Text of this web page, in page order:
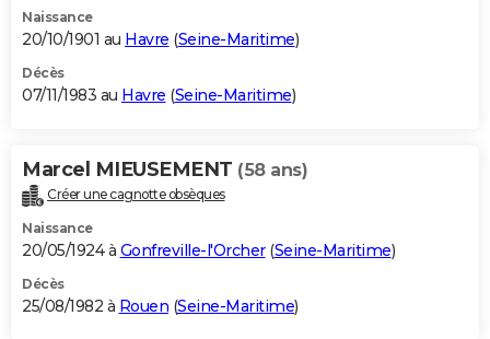
Naissance
20/10/1901 au Havre (Seine-Maritime)
Décès
07/11/1983 au Havre (Seine-Maritime)
Marcel MIEUSEMENT (58 ans)
Créer une cagnotte obsèques
Naissance
20/05/1924 à Gonfreville-l'Orcher(Seine-Maritime)
Décès
25/08/1982 à Rouen (Seine-Maritime)